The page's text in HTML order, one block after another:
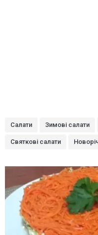
Салати Зимові салати
Святкові салати